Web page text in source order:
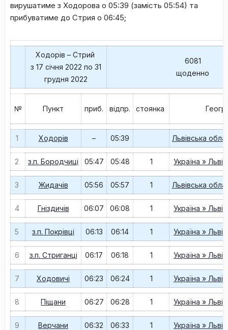
вирушатиме з Ходорова о 05:39 (замість 05:54) та
прибуватиме до Стрия о 06:45;
Ходорів – Стрий
з 17 січня 2022 по 31
грудня 2022
6081
щоденно
№ Пункт приб. відпр. стоянка
1 Ходорів – 05:39 Львівська
2 з.п. Бородчиці 05:47 05:48 1 Україна »
3 Жидачів 05:56 05:57 1 Львівська
4 Гніздичів 06:07 06:08 1 Україна »
5 з.п. Покрівці 06:13 06:14 1 Україна »
6 з.п. Стриганці 06:17 06:18 1 Україна »
7 Ходовичі 06:23 06:24 1 Україна »
8 Піщани 06:27 06:28 1 Україна »
9 Верчани 06:32 06:33 1 Україна »